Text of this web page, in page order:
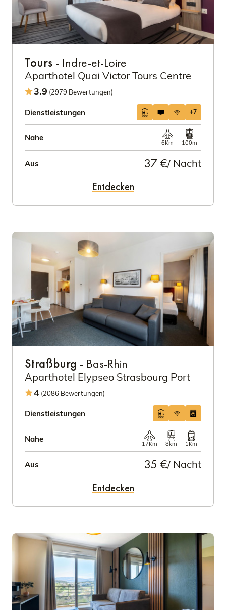
Tours - Indre-et-Loire
Aparthotel Quai Victor Tours Centre
3.9 (2979 Bewertungen)
Dienstleistungen +7
Nahe
6Km 100m
Aus 37 €/ Nacht
Entdecken
Straßburg - Bas-Rhin
Aparthotel Elypseo Strasbourg Port
4 (2086 Bewertungen)
Dienstleistungen
Nahe
17Km 8km 1Km
Aus 35 €/ Nacht
Entdecken